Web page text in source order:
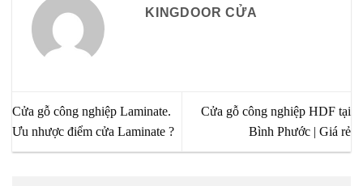
KINGDOOR CỬA
Cửa gỗ công nghiệp Laminate.
Ưu nhược điểm cửa Laminate ?
Cửa gỗ công nghiệp HDF tại
Bình Phước | Giá rẻ